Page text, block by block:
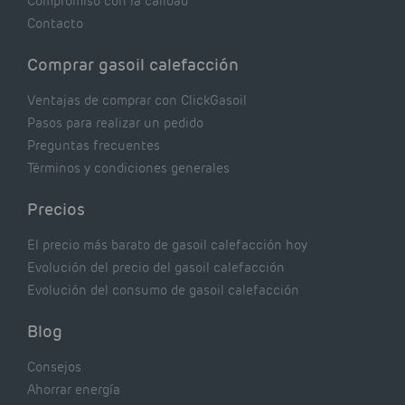
Contacto
Comprar gasoil calefacción
Ventajas de comprar con ClickGasoil
Pasos para realizar un pedido
Preguntas frecuentes
Términos y condiciones generales
Precios
El precio más barato de gasoil calefacción hoy
Evolución del precio del gasoil calefacción
Evolución del consumo de gasoil calefacción
Blog
Consejos
Ahorrar energía